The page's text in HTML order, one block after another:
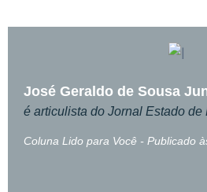
Coluna Lido para Você - Publicado
José Geraldo de Sousa
é articulista do Jornal Estado de